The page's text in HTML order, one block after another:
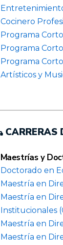
Cocinero
Programa
Programa
Programa
Artísticos y
CARRERAS
Maestrías y
Doctorado en
Maestría en
Maestría en
Institucionales
Maestría en
Maestría en